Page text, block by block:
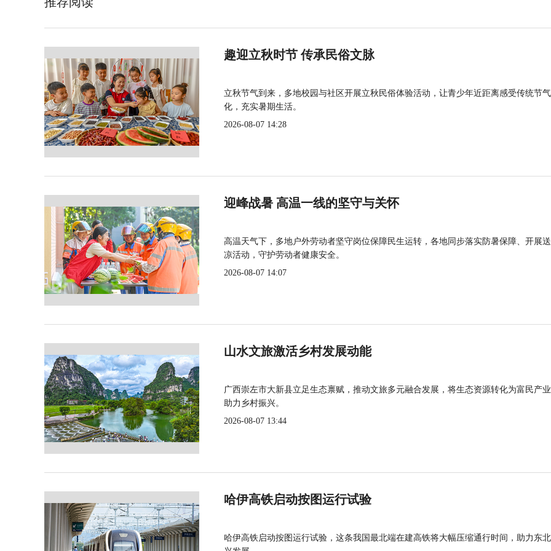
趣迎立秋时节 传承民俗文脉
立秋节气到来，多地校园与社区开展立秋民俗体验活动，让青少年近距离感受传统节
化，充实暑期生活。
2026-08-07 14:28
迎峰战暑 高温一线的坚守与关怀
高温天气下，多地户外劳动者坚守岗位保障民生运转，各地同步落实防暑保障、开展
凉活动，守护劳动者健康安全。
2026-08-07 14:07
山水文旅激活乡村发展动能
广西崇左市大新县立足生态禀赋，推动文旅多元融合发展，将生态资源转化为富民产
助力乡村振兴。
2026-08-07 13:44
哈伊高铁启动按图运行试验
哈伊高铁启动按图运行试验，这条我国最北端在建高铁将大幅压缩通行时间，助力东